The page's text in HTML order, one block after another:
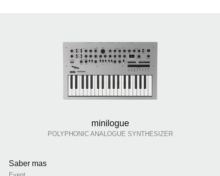
minilogue
POLYPHONIC ANALOGUE SYNTHESIZER
Saber mas